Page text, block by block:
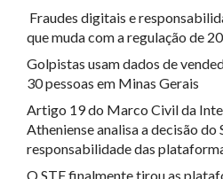
Fraudes digitais e
que muda com a regulação de
Golpistas usam dados de
30 pessoas em Minas Gerais
Artigo 19 do Marco Civil da
Atheniense analisa a decisão do
responsabilidade das
O STF finalmente tirou as